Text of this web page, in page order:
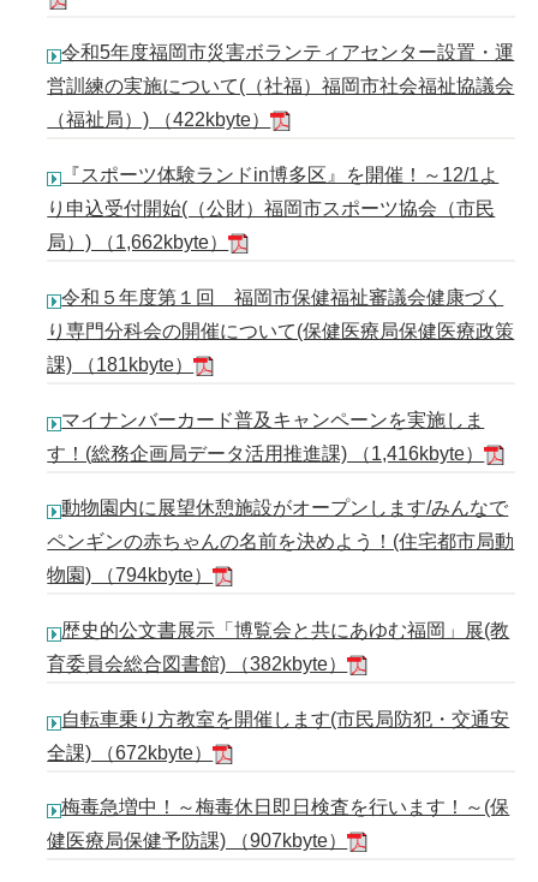
令和5年度福岡市災害ボランティアセンター設置・運
営訓練の実施について(（社福）福岡市社会福祉協議会
（福祉局）) （422kbyte）
『スポーツ体験ランドin博多区』を開催！～12/1よ
り申込受付開始(（公財）福岡市スポーツ協会（市民
局）) （1,662kbyte）
令和５年度第１回 福岡市保健福祉審議会健康づく
り専門分科会の開催について(保健医療局保健医療政策
課) （181kbyte）
マイナンバーカード普及キャンペーンを実施しま
す！(総務企画局データ活用推進課) （1,416kbyte）
動物園内に展望休憩施設がオープンします/みんなで
ペンギンの赤ちゃんの名前を決めよう！(住宅都市局動
物園) （794kbyte）
歴史的公文書展示「博覧会と共にあゆむ福岡」展(教
育委員会総合図書館) （382kbyte）
自転車乗り方教室を開催します(市民局防犯・交通安
全課) （672kbyte）
梅毒急増中！～梅毒休日即日検査を行います！～(保
健医療局保健予防課) （907kbyte）